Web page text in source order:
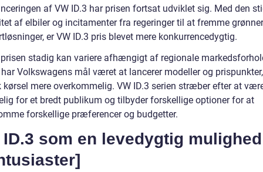
af VW ID.3 har prisen fortsat udviklet sig. Med den
af elbiler og incitamenter fra regeringer til at fremme
er VW ID.3 pris blevet mere konkurrencedygtig.
stadig kan variere afhængigt af regionale
Volkswagens mål været at lancerer modeller og
kørsel mere overkommelig. VW ID.3 serien stræber efter at
for et bredt publikum og tilbyder forskellige optioner for at
forskellige præferencer og budgetter.
ID.3 som en levedygtig